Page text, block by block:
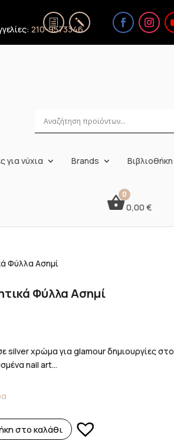
210-9573346
για νύχια Brands Βιβλιοθήκη
0,00 €
Φύλλα Ασημί
Φύλλα Ασημί
silver χρώμα για glamour δημιουργίες στο
nail art...
στο καλάθι